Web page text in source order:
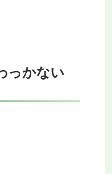
っかない